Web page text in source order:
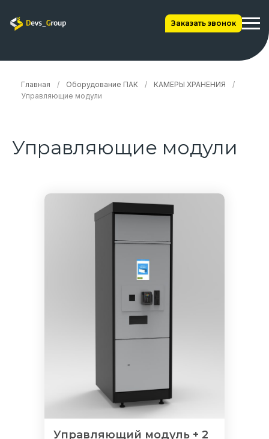
Заказать звонок
Главная / Оборудование ПАК / КАМЕРЫ ХРАНЕНИЯ
/
Управляющие модули
Управляющие модули
Управляющий модуль + 2